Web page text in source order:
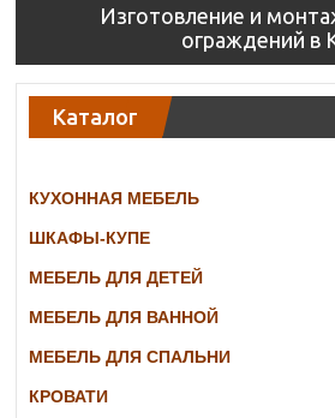
Изготовление и
ограждений в
Каталог
КУХОННАЯ МЕБЕЛЬ
ШКАФЫ-КУПЕ
МЕБЕЛЬ ДЛЯ ДЕТЕЙ
МЕБЕЛЬ ДЛЯ ВАННОЙ
МЕБЕЛЬ ДЛЯ СПАЛЬНИ
КРОВАТИ